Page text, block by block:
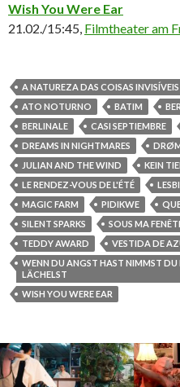
Wish You Were Ear
21.02./15:45, Filmtheater am
A NATUREZA DAS COISAS INVISÍVEIS
ATO NOTURNO
BATIM
BERLINALE
CASI SEPTIEMBRE
DREAMS IN NIGHTMARES
JULIAN AND THE WIND
KEIN
LE RENDEZ-VOUS DE L'ÉTÉ
MAGIC FARM
PIDIKWE
SILENT SPARKS
SOUS MA
TEDDY AWARD
VESTIDA DE
WENN DU ANGST HAST NIMMST DU
LÄCHELST
WISH YOU WERE EAR